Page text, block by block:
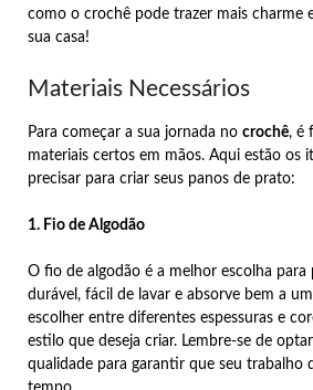
como o crochê pode trazer mais charme
sua casa!
Materiais Necessários
Para começar a sua jornada no crochê, é
materiais certos em mãos. Aqui estão os
precisar para criar seus panos de prato:
1. Fio de Algodão
O fio de algodão é a melhor escolha para
durável, fácil de lavar e absorve bem a
escolher entre diferentes espessuras e
estilo que deseja criar. Lembre-se de
qualidade para garantir que seu trabalho